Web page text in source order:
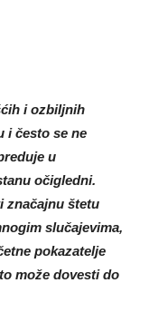
i ozbiljnih
i često se ne
u
očigledni.
značajnu štetu
slučajevima,
pokazatelje
može dovesti do